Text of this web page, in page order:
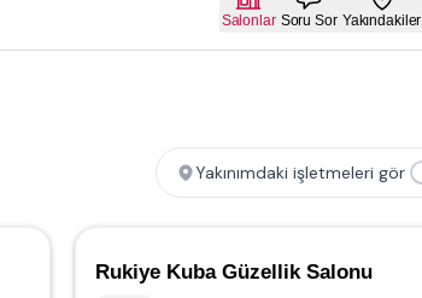
Salonlar Soru Sor Yakındakiler
Yakınımdaki işletmeleri gör
Rukiye Kuba Güzellik Salonu